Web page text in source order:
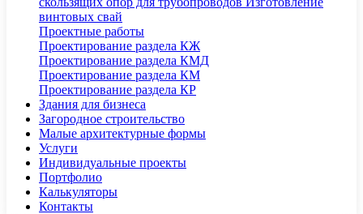
винтовых свай
Проектные работы
Проектирование раздела КЖ
Проектирование раздела КМД
Проектирование раздела КМ
Проектирование раздела КР
Здания для бизнеса
Загородное строительство
Малые архитектурные формы
Услуги
Индивидуальные проекты
Портфолио
Калькуляторы
Контакты